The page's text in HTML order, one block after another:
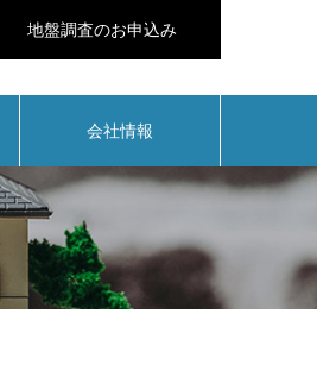
地盤調査のお申込み
会社情報